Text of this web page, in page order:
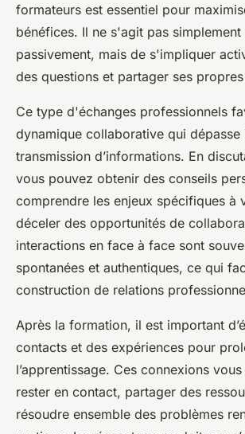
formateurs est essentiel pour
bénéfices. Il ne s'agit pas
passivement, mais de s'impliquer
des questions et partager ses
Ce type d'échanges professionnels
dynamique collaborative qui dépasse
transmission d’informations. En
vous pouvez obtenir des conseils
comprendre les enjeux spécifiques à
déceler des opportunités de
interactions en face à face sont
spontanées et authentiques, ce qui
construction de relations
Après la formation, il est important
contacts et des expériences pour
l’apprentissage. Ces connexions
rester en contact, partager des
résoudre ensemble des problèmes